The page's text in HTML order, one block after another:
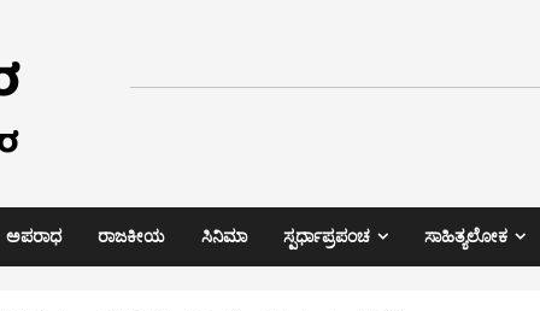
ಅಪರಾಧ ರಾಜಕೀಯ ಸಿನಿಮಾ ಸ್ಪರ್ಧಾಪ್ರಪಂಚ ಸಾಹಿತ್ಯಲೋಕ